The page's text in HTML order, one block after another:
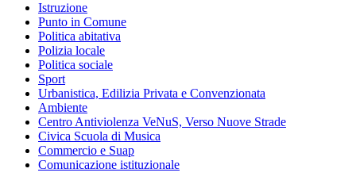
Istruzione
Punto in Comune
Politica abitativa
Polizia locale
Politica sociale
Sport
Urbanistica, Edilizia Privata e Convenzionata
Ambiente
Centro Antiviolenza VeNuS, Verso Nuove Strade
Civica Scuola di Musica
Commercio e Suap
Comunicazione istituzionale